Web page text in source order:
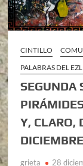
CINTILLO
PALABRAS DEL
SEGUNDA
Y, CLARO,
DICIEMBRE
grieta 28